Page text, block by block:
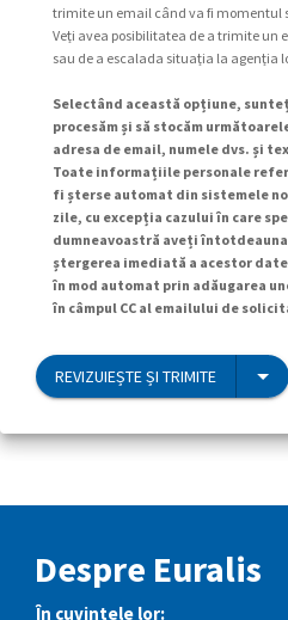
trimite un email când va fi momentul
Veți avea posibilitatea de a trimite un
sau de a escalada situația la agenția
Selectând această opțiune,
procesăm și să stocăm
adresa de email, numele dvs. și
Toate informațiile personale
fi șterse automat din sistemele
zile, cu excepția cazului în care
dumneavoastră aveți
ștergerea imediată a acestor
în mod automat prin adăugarea
în câmpul CC al emailului de
REVIZUIEȘTE ȘI TRIMITE
Despre Euralis
În cuvintele lor: